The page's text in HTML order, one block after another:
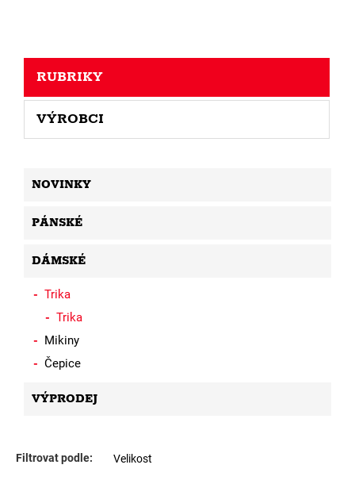
RUBRIKY
VÝROBCI
NOVINKY
PÁNSKÉ
DÁMSKÉ
Trika
Trika
Mikiny
Čepice
VÝPRODEJ
Filtrovat podle: Velikost